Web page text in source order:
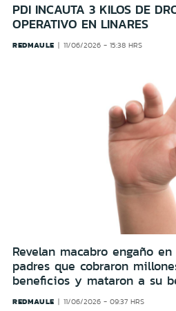
PDI INCAUTA 3 KILOS DE
OPERATIVO EN LINARES
REDMAULE 11/06/2026 - 15:38 HRS
Revelan macabro engaño
padres que cobraron
beneficios y mataron a su
REDMAULE 11/06/2026 - 09:37 HRS